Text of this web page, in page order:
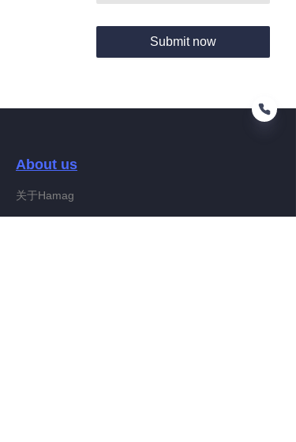
Submit now
About us
关于Hamag
IT